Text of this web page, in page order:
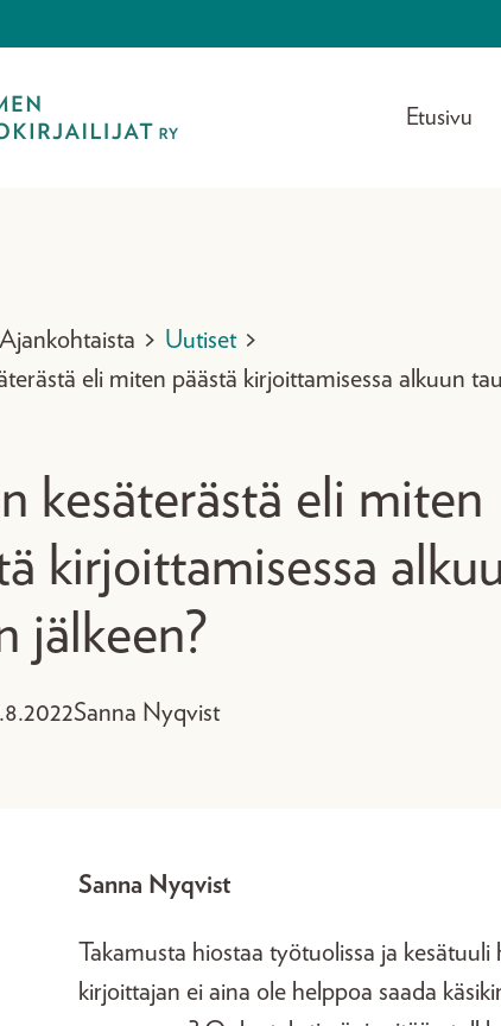
Etusivu
Ajankohtaista > Uutiset >
eli miten päästä kirjoittamisessa alkuun
kesäterästä eli miten
kirjoittamisessa
jälkeen?
Sanna Nyqvist
Sanna Nyqvist
Takamusta hiostaa työtuolissa ja
kirjoittajan ei aina ole helppoa saada